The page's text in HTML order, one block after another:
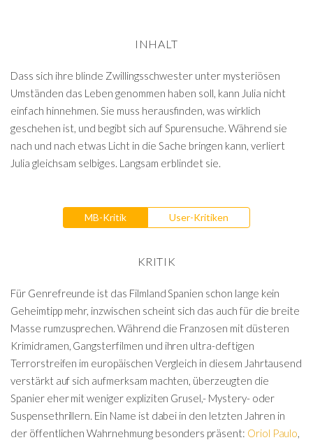
INHALT
Dass sich ihre blinde Zwillingsschwester unter mysteriösen
Umständen das Leben genommen haben soll, kann Julia nicht
einfach hinnehmen. Sie muss herausfinden, was wirklich
geschehen ist, und begibt sich auf Spurensuche. Während sie
nach und nach etwas Licht in die Sache bringen kann, verliert
Julia gleichsam selbiges. Langsam erblindet sie.
MB-Kritik User-Kritiken
KRITIK
Für Genrefreunde ist das Filmland Spanien schon lange kein
Geheimtipp mehr, inzwischen scheint sich das auch für die breite
Masse rumzusprechen. Während die Franzosen mit düsteren
Krimidramen, Gangsterfilmen und ihren ultra-deftigen
Terrorstreifen im europäischen Vergleich in diesem Jahrtausend
verstärkt auf sich aufmerksam machten, überzeugten die
Spanier eher mit weniger expliziten Grusel,- Mystery- oder
Suspensethrillern. Ein Name ist dabei in den letzten Jahren in
der öffentlichen Wahrnehmung besonders präsent: Oriol Paulo